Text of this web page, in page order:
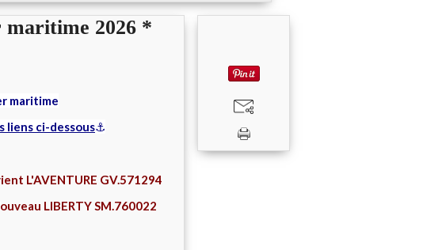
maritime 2026 *
maritime
liens ci-dessous⚓
L'AVENTURE GV.571294
LIBERTY SM.760022